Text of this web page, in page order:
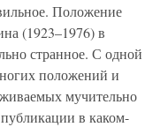
Положение
(1923–1976) в
странное. С одной
положений и
мучительно
в каком-